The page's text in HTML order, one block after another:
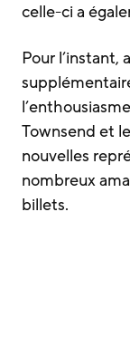
celle-ci a
Pour l’instant,
Townsend et
nouvelles
nombreux
billets.